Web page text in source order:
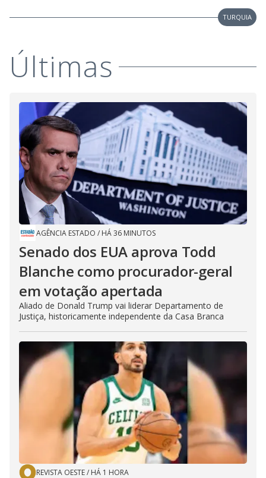
TURQUIA
Últimas
AGÊNCIA ESTADO / HÁ 36 MINUTOS
Senado dos EUA aprova Todd
Blanche como procurador-geral
em votação apertada
Aliado de Donald Trump vai liderar Departamento de
Justiça, historicamente independente da Casa Branca
REVISTA OESTE/ HÁ 1 HORA